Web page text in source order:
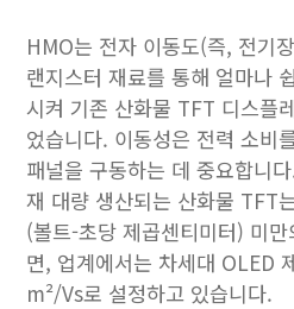
HMO는 전자 이동도(즉, 전기
랜지스터 재료를 통해 얼마나
시켜 기존 산화물 TFT 디스플
었습니다. 이동성은 전력 소비
패널을 구동하는 데 중요합니
재 대량 생산되는 산화물 TFT
(볼트-초당 제곱센티미터) 미
면, 업계에서는 차세대 OLED
m²/Vs로 설정하고 있습니다.